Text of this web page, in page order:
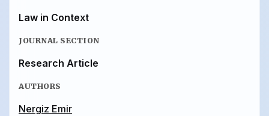
Law in Context
JOURNAL SECTION
Research Article
AUTHORS
Nergiz Emir